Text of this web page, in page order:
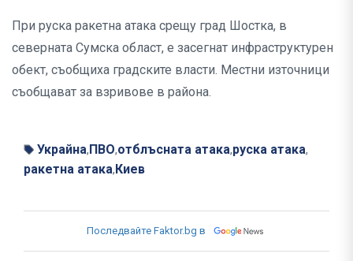
При руска ракетна атака срещу град Шостка, в
северната Сумска област, е засегнат инфраструктурен
обект, съобщиха градските власти. Местни източници
съобщават за взривове в района.
Украйна, ПВО,отблъсната атака,руска атака,
ракетна атака, Киев
Последвайте Faktor.bg в